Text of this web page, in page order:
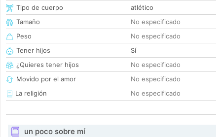
Tipo de cuerpo
atlético
Tamaño
No especificado
Peso
No especificado
Tener hijos
Sí
¿Quieres tener hijos
No especificado
Movido por el amor
No especificado
La religión
No especificado
un poco sobre mí